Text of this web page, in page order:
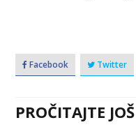
Facebook Twitter
PROČITAJTE JOŠ